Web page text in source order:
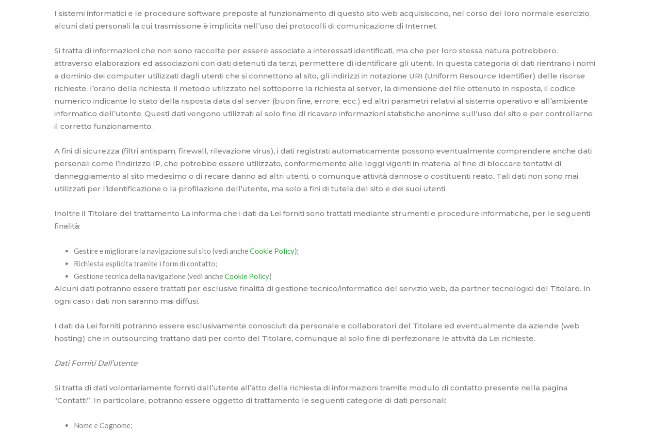
I sistemi informatici e le procedure software preposte al funzionamento di questo sito web acquisiscono, nel corso del loro normale esercizio,
alcuni dati personali la cui trasmissione è implicita nell’uso dei protocolli di comunicazione di Internet.
Si tratta di informazioni che non sono raccolte per essere associate a interessati identificati, ma che per loro stessa natura potrebbero,
attraverso elaborazioni ed associazioni con dati detenuti da terzi, permettere di identificare gli utenti. In questa categoria di dati rientrano i nomi
a dominio dei computer utilizzati dagli utenti che si connettono al sito, gli indirizzi in notazione URI (Uniform Resource Identifier) delle risorse
richieste, l’orario della richiesta, il metodo utilizzato nel sottoporre la richiesta al server, la dimensione del file ottenuto in risposta, il codice
numerico indicante lo stato della risposta data dal server (buon fine, errore, ecc.) ed altri parametri relativi al sistema operativo e all’ambiente
informatico dell’utente. Questi dati vengono utilizzati al solo fine di ricavare informazioni statistiche anonime sull’uso del sito e per controllarne
il corretto funzionamento.
A fini di sicurezza (filtri antispam, firewall, rilevazione virus), i dati registrati automaticamente possono eventualmente comprendere anche dati
personali come l’indirizzo IP, che potrebbe essere utilizzato, conformemente alle leggi vigenti in materia, al fine di bloccare tentativi di
danneggiamento al sito medesimo o di recare danno ad altri utenti, o comunque attività dannose o costituenti reato. Tali dati non sono mai
utilizzati per l’identificazione o la profilazione dell’utente, ma solo a fini di tutela del sito e dei suoi utenti.
Inoltre il Titolare del trattamento La informa che i dati da Lei forniti sono trattati mediante strumenti e procedure informatiche, per le seguenti
finalità:
Gestire e migliorare la navigazione sul sito (vedi ancheCookie Policy);
Richiesta esplicita tramite i form di contatto;
Gestione tecnica della navigazione (vedi ancheCookie Policy)
Alcuni dati potranno essere trattati per esclusive finalità di gestione tecnico/informatico del servizio web, da partner tecnologici del Titolare. In
ogni caso i dati non saranno mai diffusi.
I dati da Lei forniti potranno essere esclusivamente conosciuti da personale e collaboratori del Titolare ed eventualmente da aziende (web
hosting) che in outsourcing trattano dati per conto del Titolare, comunque al solo fine di perfezionare le attività da Lei richieste.
Dati Forniti Dall’utente
Si tratta di dati volontariamente forniti dall’utente all’atto della richiesta di informazioni tramite modulo di contatto presente nella pagina
“Contatti”. In particolare, potranno essere oggetto di trattamento le seguenti categorie di dati personali:
Nome e Cognome;